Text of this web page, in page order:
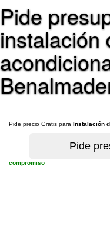
Pide
instalación
Pide precio Gratis para Instalación
compromiso